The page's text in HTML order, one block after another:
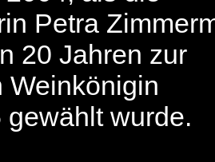
Petra
20 Jahren zur
Weinkönigin
gewählt wurde.